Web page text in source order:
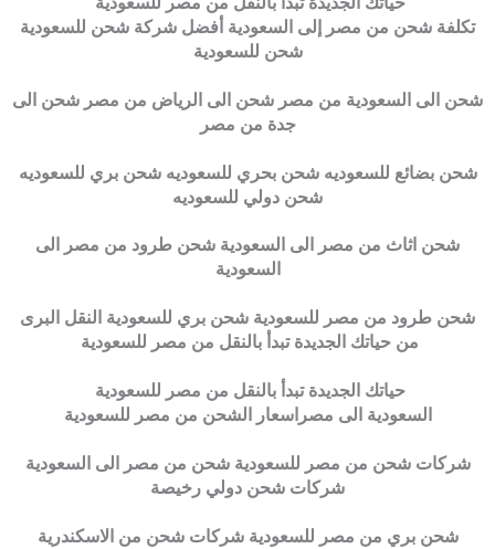
تكلفة شحن من مصر إلى السعودية أفضل شركة شحن للسعودية
شحن للسعودية
شحن الى السعودية من مصر شحن الى الرياض من مصر شحن الى
جدة من مصر
شحن بضائع للسعوديه شحن بحري للسعوديه شحن بري للسعوديه
شحن دولي للسعوديه
شحن اثاث من مصر الى السعودية شحن طرود من مصر الى
السعودية
شحن طرود من مصر للسعودية شحن بري للسعودية النقل البرى
من حياتك الجديدة تبدأ بالنقل من مصر للسعودية
حياتك الجديدة تبدأ بالنقل من مصر للسعودية
السعودية الى مصراسعار الشحن من مصر للسعودية
شركات شحن من مصر للسعودية شحن من مصر الى السعودية
شركات شحن دولي رخيصة
شحن بري من مصر للسعودية شركات شحن من الاسكندرية